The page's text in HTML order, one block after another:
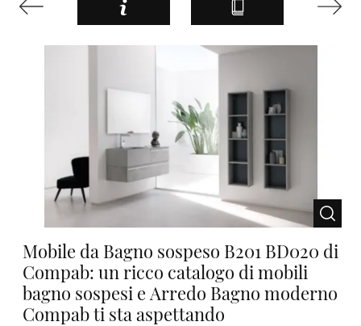
Mobile da Bagno sospeso B201 BD020 di
Compab: un ricco catalogo di mobili
bagno sospesi e Arredo Bagno moderno
Compab ti sta aspettando